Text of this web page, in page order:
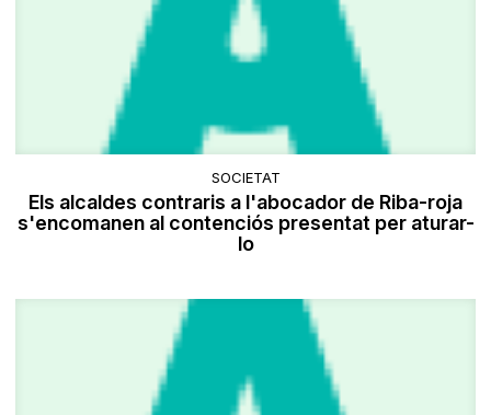
SOCIETAT
Els alcaldes contraris a l'abocador de Riba-roja
s'encomanen al contenciós presentat per aturar-
lo